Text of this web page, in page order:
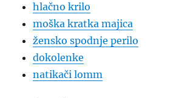
hlačno krilo
moška kratka majica
žensko spodnje perilo
dokolenke
natikači lomm